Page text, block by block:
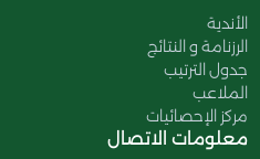
الأندية
الرزنامة و النتائج
جدول الترتيب
الملاعب
مركز الإحصائيات
معلومات الاتصال